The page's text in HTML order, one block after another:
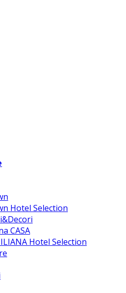
Hotel Selection
CASA
Hotel Selection